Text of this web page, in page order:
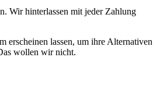
Wir hinterlassen mit jeder Zahlung
erscheinen lassen, um ihre Alternativen
wollen wir nicht.